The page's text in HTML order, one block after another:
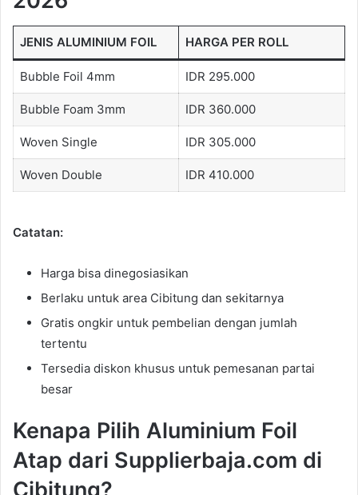
JENIS ALUMINIUM FOIL HARGA PER ROLL
Bubble Foil 4mm IDR 295.000
Bubble Foam 3mm IDR 360.000
Woven Single IDR 305.000
Woven Double IDR 410.000
Catatan:
Harga bisa dinegosiasikan
Berlaku untuk area Cibitung dan sekitarnya
Gratis ongkir untuk pembelian dengan jumlah
tertentu
Tersedia diskon khusus untuk pemesanan partai
besar
Kenapa Pilih Aluminium Foil
Atap dari Supplierbaja.com di